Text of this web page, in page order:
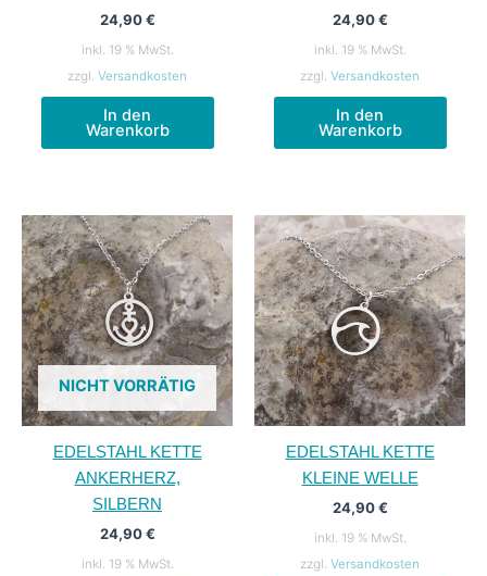
24,90€
inkl. 19 % MwSt.
zzgl. Versandkosten
In den
Warenkorb
24,90€
inkl. 19 % MwSt.
zzgl. Versandkosten
In den
Warenkorb
NICHT VORRÄTIG
EDELSTAHL KETTE
ANKERHERZ,
SILBERN
24,90€
inkl. 19 % MwSt.
EDELSTAHL KETTE
KLEINE WELLE
24,90€
inkl. 19 % MwSt.
zzgl. Versandkosten